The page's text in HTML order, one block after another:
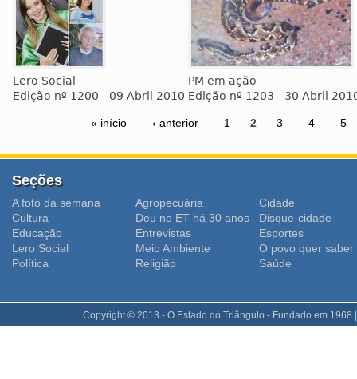
Lero Social
Edição nº 1200 - 09 Abril 2010
PM em ação
Edição nº 1203 - 30 Abril
« início ‹ anterior 1 2 3 4 5
Seções
A foto da semana Agropecuária
Cidade
Cultura
Deu no ET há 30 anos
Disque-cidade
Educação
Entrevistas
Esportes
Lero Social
Meio Ambiente
O povo quer saber
Polí­tica
Religião Saúde
Copyright © 2013 - O Estado do Triângulo - Fundado em